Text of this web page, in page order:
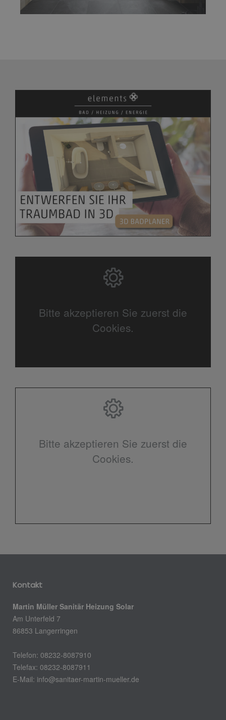
Bitte akzeptieren Sie zuerst die
Cookies.
Bitte akzeptieren Sie zuerst die
Cookies.
Kontakt
Martin Müller Sanitär Heizung Solar
Am Unterfeld 7
86853 Langerringen
Telefon: 08232-8087910
Telefax: 08232-8087911
E-Mail: info@sanitaer-martin-mueller.de